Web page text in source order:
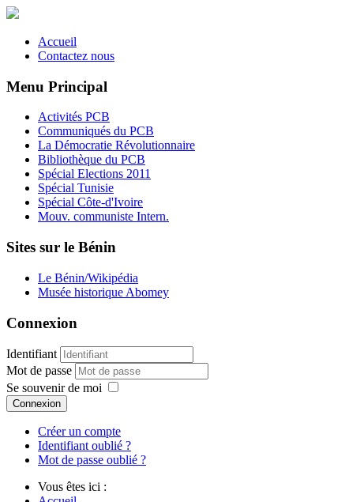
Accueil
Contactez nous
Menu Principal
Activités PCB
Communiqués du PCB
La Démocratie Révolutionnaire
Bibliothèque du PCB
Spécial Elections 2011
Spécial Tunisie
Spécial Côte-d'Ivoire
Mouv. communiste Intern.
Sites sur le Bénin
Le Bénin/Wikipédia
Musée historique Abomey
Connexion
Identifiant
Mot de passe
Se souvenir de moi
Connexion
Créer un compte
Identifiant oublié ?
Mot de passe oublié ?
Vous êtes ici :